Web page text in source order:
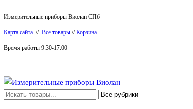
к
содержимому
Измерительные приборы Виолан СПб
Карта сайта // Все товары //Корзина
Время работы 9:30-17:00
Измерительные приборы Виолан